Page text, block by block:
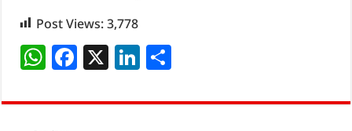
Post Views:3,778
W
at
F
c
X Li
k ar